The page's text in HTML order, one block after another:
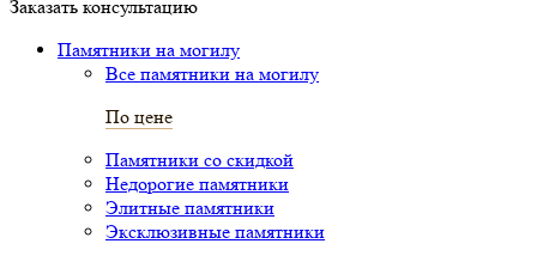
Заказать консультацию
Памятники на могилу
Все памятники на могилу
По цене
Памятники со скидкой
Недорогие памятники
Элитные памятники
Эксклюзивные памятники